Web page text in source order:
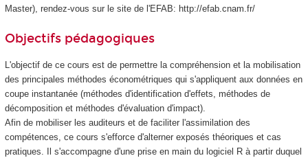
Master), rendez-vous sur le site de l'EFAB: http://efab.cnam.fr/
Objectifs pédagogiques
L'objectif de ce cours est de permettre la compréhension et la mobilisation
des principales méthodes économétriques qui s'appliquent aux données en
coupe instantanée (méthodes d'identification d'effets, méthodes de
décomposition et méthodes d'évaluation d'impact).
Afin de mobiliser les auditeurs et de faciliter l'assimilation des
compétences, ce cours s'efforce d'alterner exposés théoriques et cas
pratiques. Il s'accompagne d'une prise en main du logiciel R à partir duquel